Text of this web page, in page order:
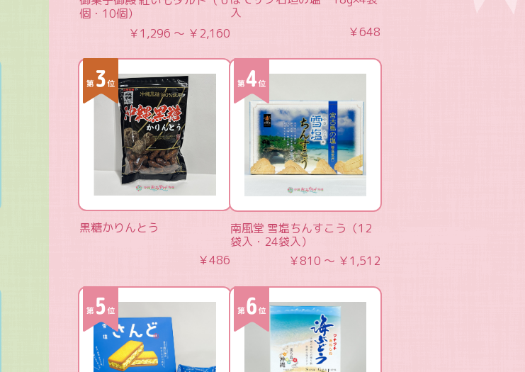
個・10個）
￥1,296 ～ ￥2,160
入
￥648
黒糖かりんとう
￥486
南風堂 雪塩ちんすこう（12
袋入・24袋入）
￥810 ～ ￥1,512